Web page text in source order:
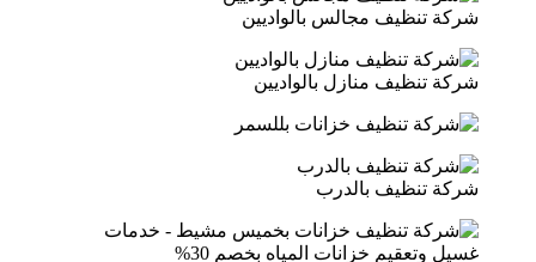
شركة تنظيف مجالس بالواديين
شركة تنظيف منازل بالواديين
شركة تنظيف بالدرب